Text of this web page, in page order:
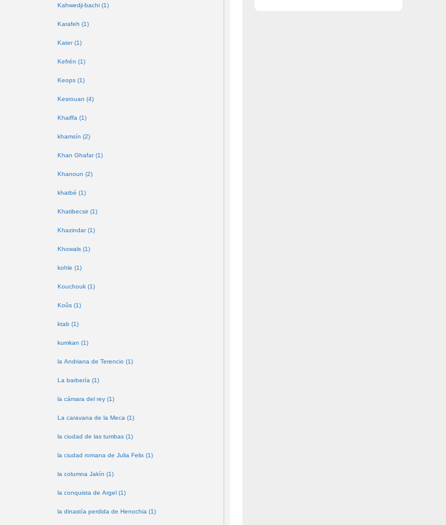
Kahwedji-bachi (1)
Karafeh (1)
Kater (1)
Kefrén (1)
Keops (1)
Kesrouan (4)
Khaiffa (1)
khamsín (2)
Khan Ghafar (1)
Khanoun (2)
khatbé (1)
Khatibecsir (1)
Khazindar (1)
Khowals (1)
kohle (1)
Kouchouk (1)
Koûs (1)
ktab (1)
kumkan (1)
la Andriana de Terencio (1)
La barbería (1)
la cámara del rey (1)
La caravana de la Meca (1)
la ciudad de las tumbas (1)
la ciudad romana de Julia Felix (1)
la columna Jakín (1)
la conquista de Argel (1)
la dinastía perdida de Henochia (1)